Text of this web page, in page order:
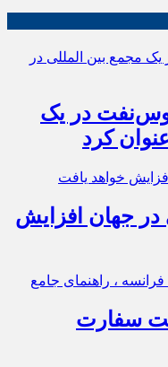
در یک
کرد
جهان افزایش
سفارت